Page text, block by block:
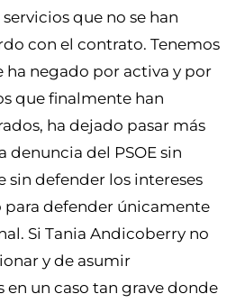
que no se han
con el contrato. Tenemos
ha negado por activa y por
que finalmente han
ha dejado pasar más
denuncia del PSOE sin
sin defender los intereses
defender únicamente
Si Tania Andicoberry no
y de asumir
en un caso tan grave donde